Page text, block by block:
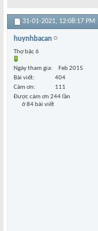
31-01-2021, 12:08:17 PM
huynhbacan
Thợ bậc 6
Ngày tham gia
Feb 2015
Bài viết
404
Cám ơn
111
Được cám ơn 244 lần
ở 84 bài viết